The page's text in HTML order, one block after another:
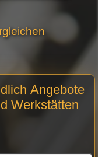
Angebote
Werkstätten